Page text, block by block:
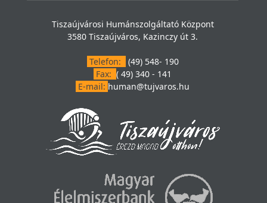
Tiszaújvárosi Humánszolgáltató Központ
3580 Tiszaújváros, Kazinczy út 3.
Telefon:
(49) 548- 190
Fax: ( 49) 340 - 141
E-mail: human@tujvaros.hu